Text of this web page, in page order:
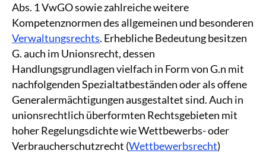
Abs. 1 VwGO sowie zahlreiche weitere
Kompetenznormen des allgemeinen und besonderen
Verwaltungsrechts. Erhebliche Bedeutung besitzen
G. auch im Unionsrecht, dessen
Handlungsgrundlagen vielfach in Form von G.n mit
nachfolgenden Spezialtatbeständen oder als offene
Generalermächtigungen ausgestaltet sind. Auch in
unionsrechtlich überformten Rechtsgebieten mit
hoher Regelungsdichte wie Wettbewerbs- oder
Verbraucherschutzrecht (Wettbewerbsrecht)